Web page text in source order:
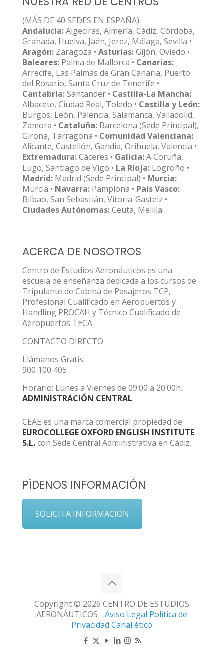
(MÁS DE 40 SEDES EN ESPAÑA):
Andalucía:Algeciras, Almería, Cádiz, Córdoba,
Granada, Huelva, Jaén, Jerez, Málaga, Sevilla •
Aragón: Zaragoza • Asturias:Gijón, Oviedo •
Baleares: Palma de Mallorca • Canarias:
Arrecife, Las Palmas de Gran Canaria, Puerto
del Rosario, Santa Cruz de Tenerife •
Cantabria:Santander • Castilla-La Mancha:
Albacete, Ciudad Real, Toledo • Castilla y León:
Burgos, León, Palencia, Salamanca, Valladolid,
Zamora • Cataluña: Barcelona (Sede Principal),
Girona, Tarragona • Comunidad Valenciana:
Alicante, Castellón, Gandia, Orihuela, Valencia •
Extremadura:Cáceres • Galicia:A Coruña,
Lugo, Santiago de Vigo • La Rioja: Logroño •
Madrid: Madrid (Sede Principal) • Murcia:
Murcia • Navarra: Pamplona • País Vasco:
Bilbao, San Sebastián, Vitoria-Gasteiz •
Ciudades Autónomas:Ceuta, Melilla.
ACERCA DE NOSOTROS
Centro de Estudios Aeronáuticos es una
escuela de enseñanza dedicada a los cursos de
Tripulante de Cabina de Pasajeros TCP,
Profesional Cualificado en Aeropuertos y
Handling PROCAH y Técnico Cualificado de
Aeropuertos TECA
CONTACTO DIRECTO
Llámanos Gratis:
900 100 405
Horario: Lunes a Viernes de 09:00 a 20:00h.
ADMINISTRACIÓN CENTRAL
CEAE es una marca comercial propiedad de
EUROCOLLEGE OXFORD ENGLISH INSTITUTE
S.L.con Sede Central Administrativa en Cádiz.
PÍDENOS INFORMACIÓN
SOLICITA INFORMACIÓN
Copyright © 2026 CENTRO DE ESTUDIOS
AERONÁUTICOS - Aviso Legal Política de
Privacidad Canal ético